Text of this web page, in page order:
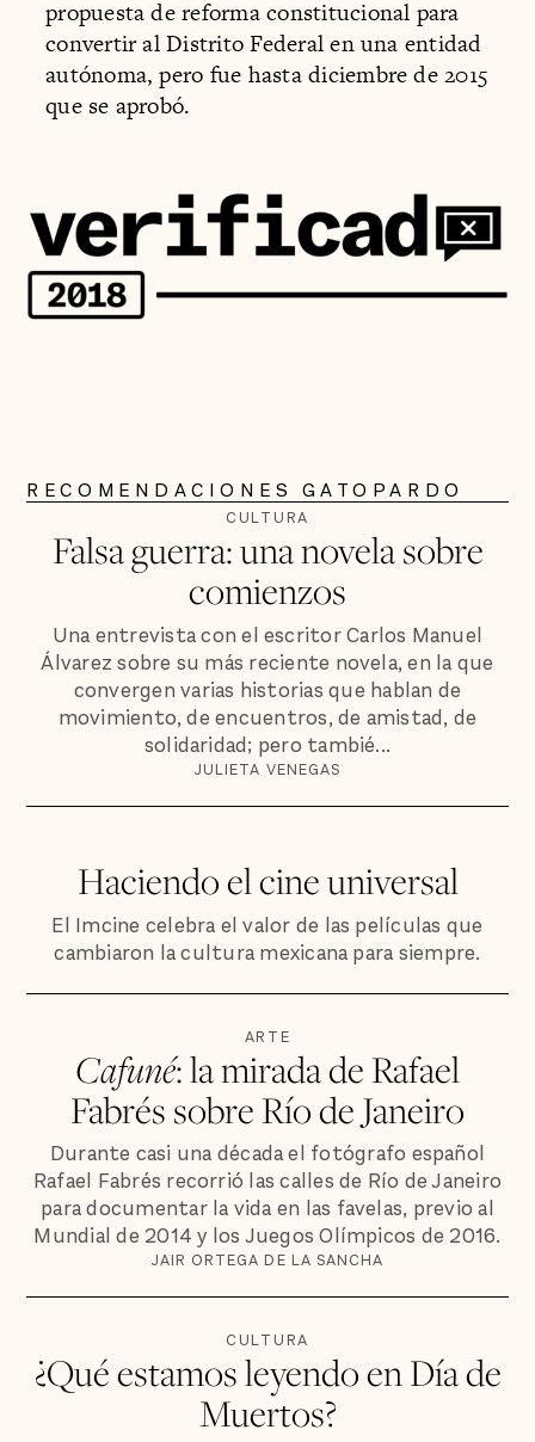
propuesta de reforma constitucional para
convertir al Distrito Federal en una entidad
autónoma, pero fue hasta diciembre de 2015
que se aprobó.
RECOMENDACIONES GATOPARDO
CULTURA
Falsa guerra: una novela sobre
comienzos
Una entrevista con el escritor Carlos Manuel
Álvarez sobre su más reciente novela, en la que
convergen varias historias que hablan de
movimiento, de encuentros, de amistad, de
solidaridad; pero tambié...
JULIETA VENEGAS
Haciendo el cine universal
El Imcine celebra el valor de las películas que
cambiaron la cultura mexicana para siempre.
ARTE
Cafuné: la mirada de Rafael
Fabrés sobre Río de Janeiro
Durante casi una década el fotógrafo español
Rafael Fabrés recorrió las calles de Río de Janeiro
para documentar la vida en las favelas, previo al
Mundial de 2014 y los Juegos Olímpicos de 2016.
JAIR ORTEGA DE LA SANCHA
CULTURA
¿Qué estamos leyendo en Día de
Muertos?